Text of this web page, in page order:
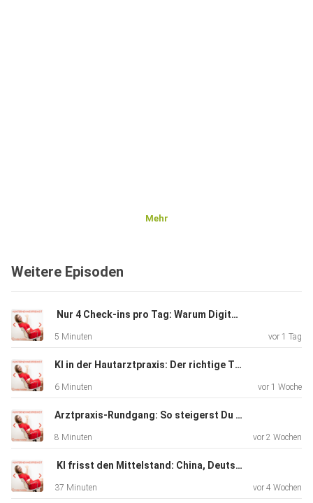
Mehr
Weitere Episoden
️ Nur 4 Check-ins pro Tag: Warum Digitalisierung in der Arztpraxis nicht reicht
5 Minuten vor 1 Tag
KI in der Hautarztpraxis: Der richtige Trigger spart Zeit
6 Minuten vor 1 Woche
Arztpraxis-Rundgang: So steigerst Du mit klaren Prozessen Deine Marge
8 Minuten vor 2 Wochen
️ KI frisst den Mittelstand: China, Deutschland und die zwei Wege für Unternehmer
37 Minuten vor 4 Wochen